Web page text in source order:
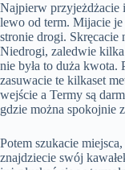
Najpierw przyjeżdżacie
lewo od term. Mijacie
stronie drogi.
Niedrogi, zaledwie
nie była to duża kwota.
zasuwacie te kilkaset
wejście a Termy są
gdzie można spokojnie
Potem szukacie
znajdziecie swój